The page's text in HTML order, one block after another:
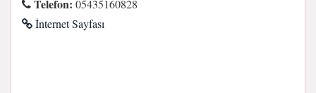
Telefon: 05435160828
İnternet Sayfası